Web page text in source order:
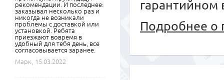
гарантийном
Подробнее о
рекомендации. И последнее:
заказывал несколько раз и
никогда не возникали
проблемы с доставкой или
установкой. Ребята
приезжают вовремя в
удобный для тебя день, все
согласовывается заранее.
Марк,
15.03.2022